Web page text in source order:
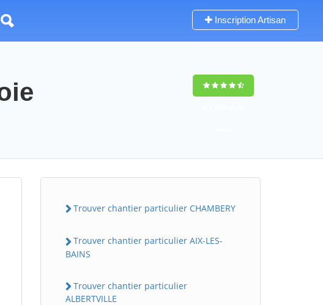
Inscription Artisan
Trouver chantier particulier CHAMBERY
Trouver chantier particulier AIX-LES-
BAINS
Trouver chantier particulier
ALBERTVILLE